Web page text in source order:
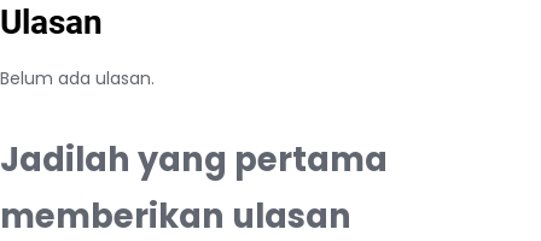
Ulasan
Belum ada ulasan.
Jadilah yang pertama
memberikan ulasan